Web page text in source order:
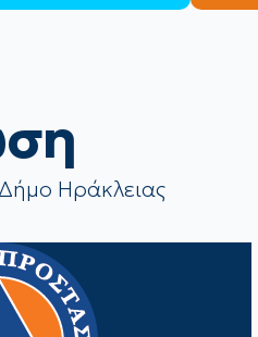
Ηράκλειας